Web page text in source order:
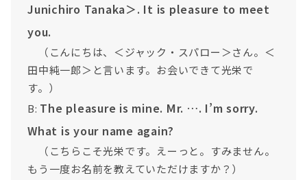
Junichiro Tanaka＞. It is pleasure to meet
you.
（こんにちは、＜ジャック・スパロー＞さん。＜
田中純一郎＞と言います。お会いできて光栄で
す。）
B: The pleasure is mine. Mr. …. I’m sorry.
What is your name again?
（こちらこそ光栄です。えーっと。すみません。
もう一度お名前を教えていただけますか？）